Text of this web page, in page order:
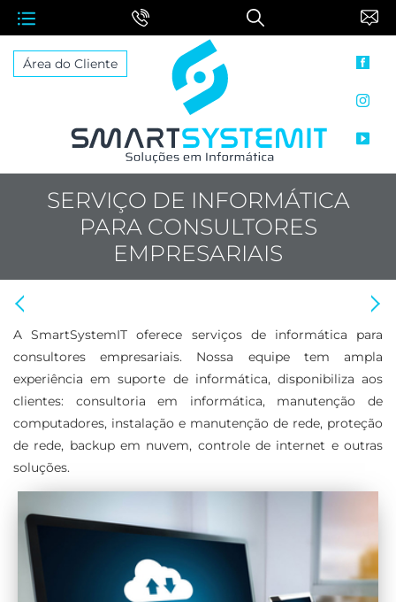
Área do Cliente
SERVIÇO DE INFORMÁTICA
PARA CONSULTORES
EMPRESARIAIS
Anterior: Suporte de Informática para Contadores Proximo: Suporte de Informática para Advogados
A SmartSystemIT oferece serviços de informática para
consultores empresariais. Nossa equipe tem ampla
experiência em suporte de informática, disponibiliza aos
clientes: consultoria em informática, manutenção de
computadores, instalação e manutenção de rede, proteção
de rede, backup em nuvem, controle de internet e outras
soluções.